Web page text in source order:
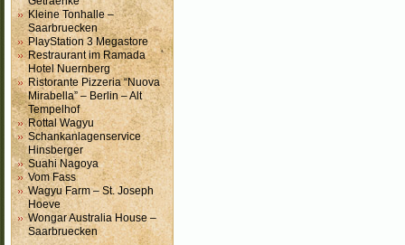
Kleine Tonhalle –
Saarbruecken
PlayStation 3 Megastore
Restraurant im Ramada
Hotel Nuernberg
Ristorante Pizzeria “Nuova
Mirabella” – Berlin – Alt
Tempelhof
Rottal Wagyu
Schankanlagenservice
Hinsberger
Suahi Nagoya
Vom Fass
Wagyu Farm – St. Joseph
Hoeve
Wongar Australia House –
Saarbruecken